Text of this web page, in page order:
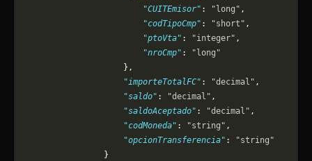
                        "CUITEmisor"
: "long" ,
                        "codTipoCmp"
: "short" ,
                        "ptoVta"
: "integer" ,
                        "nroCmp"
:
"long"
                    },
                    "importeTotalFC"
: "decimal" ,
                    "saldo"
: "decimal" ,
                    "saldoAceptado"
: "decimal" ,
                    "codMoneda"
: "string" ,
                    "opcionTransferencia"
:
"string"
                }